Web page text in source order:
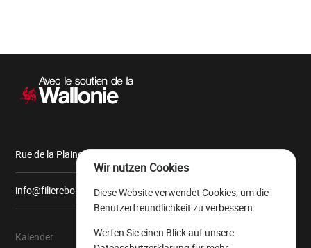
Sekundärnavigation
Rue de la Plaine, 9 6900 Marche-en-Famenne
info@filiereboiswallonie.be
Kalender Über uns
Wir nutzen Cookies
Diese Website verwendet Cookies, um die
Benutzerfreundlichkeit zu verbessern.
Werfen Sie einen Blick auf unsere